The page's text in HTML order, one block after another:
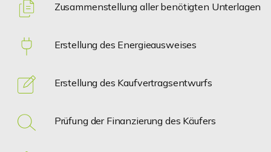
Zusammenstellung aller benötigten Unterlagen
Erstellung des Energieausweises
Erstellung des Kaufvertragsentwurfs
Prüfung der Finanzierung des Käufers